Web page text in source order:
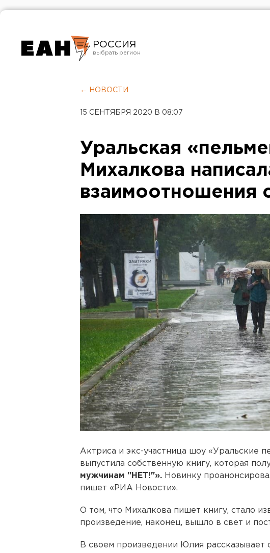
РОССИЯ
Челябинск
← НОВОСТИ
15 СЕНТЯБРЯ 2020 В 08:07
Уральская
Михалкова
взаимоотношения
Актриса и экс-участница шоу «Уральские
выпустила собственную книгу, которая
мужчинам "НЕТ!"». Новинку
пишет «РИА Новости».
О том, что Михалкова пишет книгу, стало
произведение, наконец, вышло в свет и
В своем произведении Юлия рассказывает